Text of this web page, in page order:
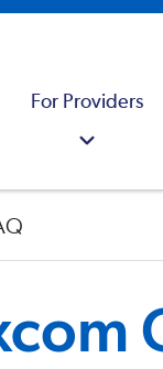
For Providers